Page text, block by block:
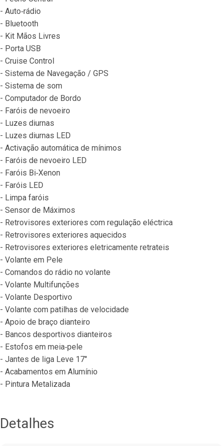
- Auto‐rádio
- Bluetooth
- Kit Mãos Livres
- Porta USB
- Cruise Control
- Sistema de Navegação / GPS
- Sistema de som
- Computador de Bordo
- Faróis de nevoeiro
- Luzes diurnas
- Luzes diurnas LED
- Activação automática de mínimos
- Faróis de nevoeiro LED
- Faróis Bi‐Xenon
- Faróis LED
- Limpa faróis
- Sensor de Máximos
- Retrovisores exteriores com regulação eléctrica
- Retrovisores exteriores aquecidos
- Retrovisores exteriores eletricamente retrateis
- Volante em Pele
- Comandos do rádio no volante
- Volante Multifunções
- Volante Desportivo
- Volante com patilhas de velocidade
- Apoio de braço dianteiro
- Bancos desportivos dianteiros
- Estofos em meia‐pele
- Jantes de liga Leve 17"
- Acabamentos em Alumínio
- Pintura Metalizada
Detalhes